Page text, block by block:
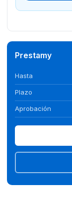
Prestamy
Hasta
Plazo
Aprobación